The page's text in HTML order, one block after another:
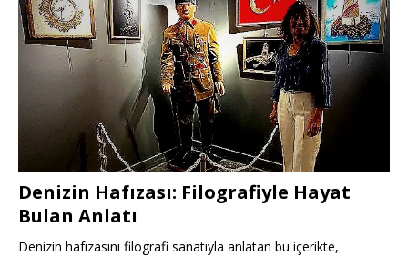
Denizin Hafızası: Filografiyle Hayat
Bulan Anlatı
Denizin hafızasını filografi sanatıyla anlatan bu içerikte,